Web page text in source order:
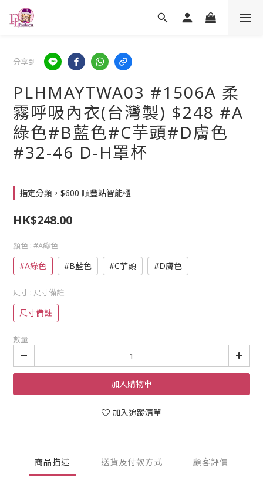
分享到
PLHMAYTWA03 #1506A 柔
霧呼吸內衣(台灣製) $248 #A
綠色#B藍色#C芋頭#D膚色
#32-46 D-H罩杯
指定分類，$600 順豐站智能櫃
HK$248.00
顏色 : #A綠色
#A綠色 #B藍色 #C芋頭 #D膚色
尺寸 : 尺寸備註
尺寸備註
數量
加入購物車
加入追蹤清單
商品描述 送貨及付款方式 顧客評價